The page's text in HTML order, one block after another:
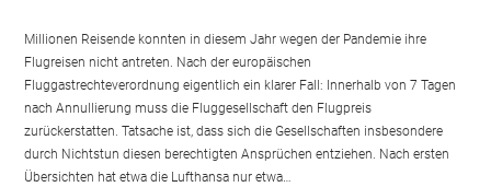
Millionen Reisende konnten in diesem Jahr wegen der Pandemie ihre
Flugreisen nicht antreten. Nach der europäischen
Fluggastrechteverordnung eigentlich ein klarer Fall: Innerhalb von 7 Tagen
nach Annullierung muss die Fluggesellschaft den Flugpreis
zurückerstatten. Tatsache ist, dass sich die Gesellschaften insbesondere
durch Nichtstun diesen berechtigten Ansprüchen entziehen. Nach ersten
Übersichten hat etwa die Lufthansa nur etwa…